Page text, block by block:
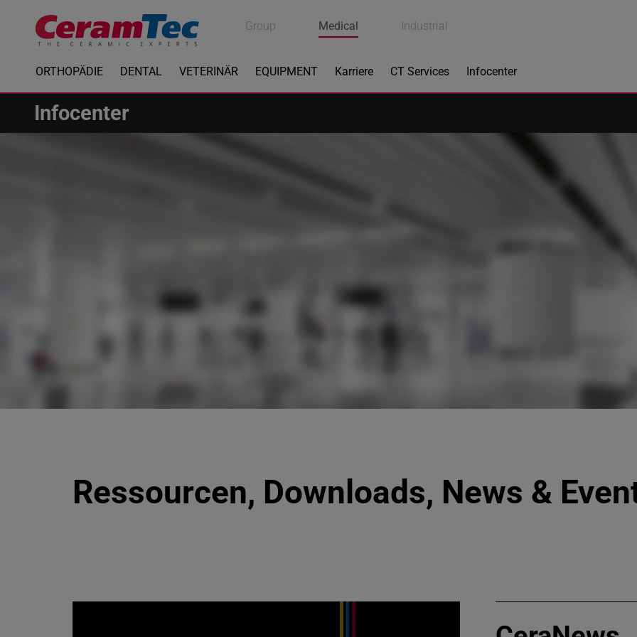
Group Medical Industrial
ORTHOPÄDIE DENTAL VETERINÄR EQUIPMENT Karriere CT Services Infocenter
Infocenter
Medical
Industrial
Ressourcen, Downloads, News &